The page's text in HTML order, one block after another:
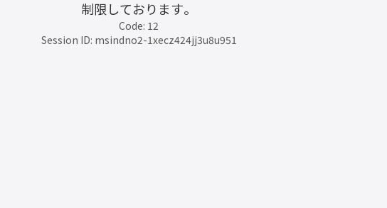
制限しております。
Code: 12
Session ID: msindno2-1xecz424jj3u8u951